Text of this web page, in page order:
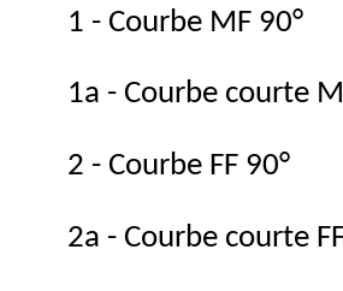
1 - Courbe MF 90°
1a - Courbe courte
2 - Courbe FF 90°
2a - Courbe courte